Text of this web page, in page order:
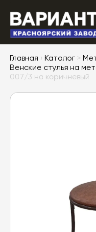
Главная › Каталог >
Венские стулья на
007/3 на коричневый